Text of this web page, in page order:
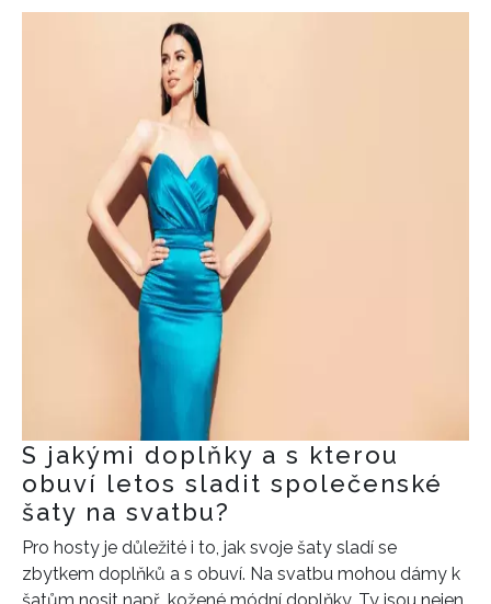
S jakými doplňky a s kterou
obuví letos sladit společenské
šaty na svatbu?
Pro hosty je důležité i to, jak svoje šaty sladí se
zbytkem doplňků a s obuví. Na svatbu mohou dámy k